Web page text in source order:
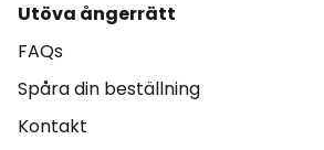
Utöva ångerrätt
FAQs
Spåra din beställning
Kontakt